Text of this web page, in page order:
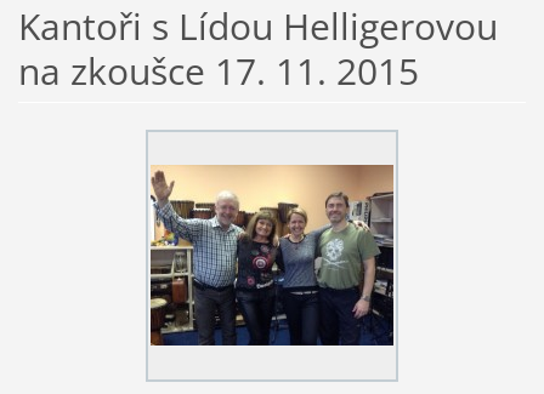
Kantoři s Lídou Helligerovou
na zkoušce 17. 11. 2015